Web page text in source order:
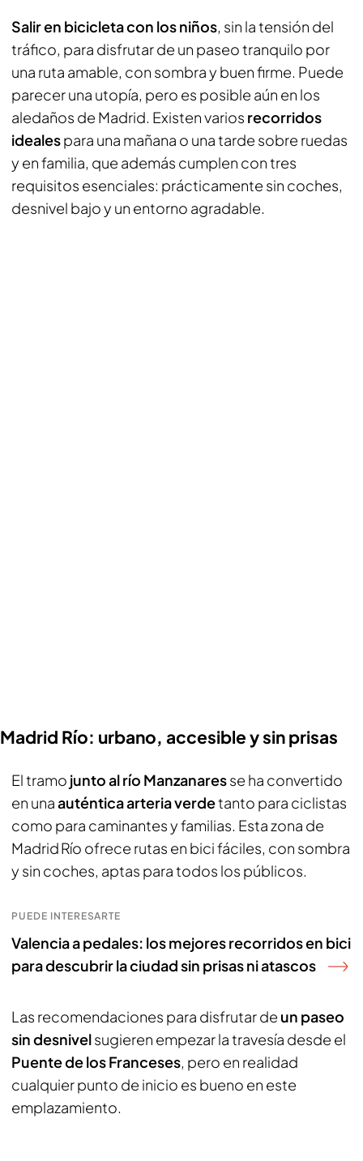
Salir en bicicleta con los niños, sin la tensión del
tráfico, para disfrutar de un paseo tranquilo por
una ruta amable, con sombra y buen firme. Puede
parecer una utopía, pero es posible aún en los
aledaños de Madrid. Existen varios recorridos
idealespara una mañana o una tarde sobre ruedas
y en familia, que además cumplen con tres
requisitos esenciales: prácticamente sin coches,
desnivel bajo y un entorno agradable.
Madrid Río: urbano, accesible y sin prisas
El tramo junto al río Manzanaresse ha convertido
en unaauténtica arteria verdetanto para ciclistas
como para caminantes y familias. Esta zona de
Madrid Río ofrece rutas en bici fáciles, con sombra
y sin coches, aptas para todos los públicos.
PUEDE INTERESARTE
Valencia a pedales: los mejores recorridos en bici
para descubrir la ciudad sin prisas ni atascos
Las recomendaciones para disfrutar de un paseo
sin desnivelsugieren empezar la travesía desde el
Puente de los Franceses, pero en realidad
cualquier punto de inicio es bueno en este
emplazamiento.